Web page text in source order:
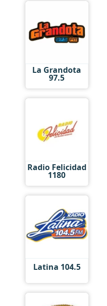
La Grandota
97.5
Radio Felicidad
1180
Latina 104.5